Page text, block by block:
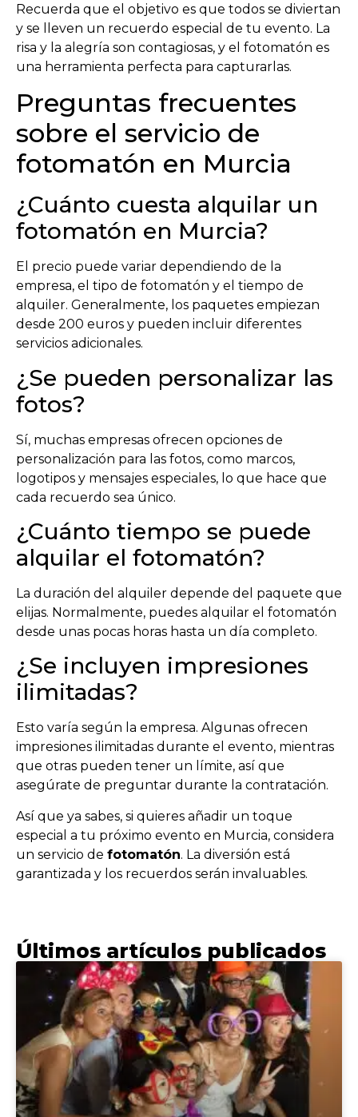
Recuerda que el objetivo es que todos se diviertan
y se lleven un recuerdo especial de tu evento. La
risa y la alegría son contagiosas, y el fotomatón es
una herramienta perfecta para capturarlas.
Preguntas frecuentes
sobre el servicio de
fotomatón en Murcia
¿Cuánto cuesta alquilar un
fotomatón en Murcia?
El precio puede variar dependiendo de la
empresa, el tipo de fotomatón y el tiempo de
alquiler. Generalmente, los paquetes empiezan
desde 200 euros y pueden incluir diferentes
servicios adicionales.
¿Se pueden personalizar las
fotos?
Sí, muchas empresas ofrecen opciones de
personalización para las fotos, como marcos,
logotipos y mensajes especiales, lo que hace que
cada recuerdo sea único.
¿Cuánto tiempo se puede
alquilar el fotomatón?
La duración del alquiler depende del paquete que
elijas. Normalmente, puedes alquilar el fotomatón
desde unas pocas horas hasta un día completo.
¿Se incluyen impresiones
ilimitadas?
Esto varía según la empresa. Algunas ofrecen
impresiones ilimitadas durante el evento, mientras
que otras pueden tener un límite, así que
asegúrate de preguntar durante la contratación.
Así que ya sabes, si quieres añadir un toque
especial a tu próximo evento en Murcia, considera
un servicio de fotomatón. La diversión está
garantizada y los recuerdos serán invaluables.
Últimos artículos publicados